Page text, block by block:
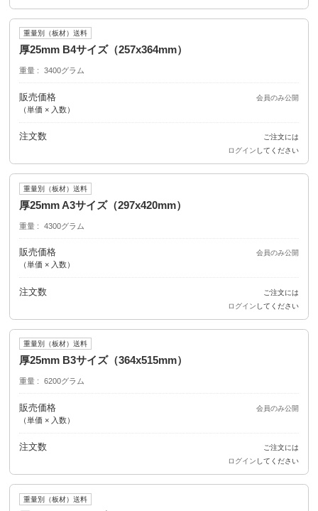
重量別（板材）送料
厚25mm B4サイズ（257x364mm）
重量 3400グラム
販売価格
（単価 × 入数）
会員のみ公開
注文数
ご注文には
ログイン してください
重量別（板材）送料
厚25mm A3サイズ（297x420mm）
重量 4300グラム
販売価格
（単価 × 入数）
会員のみ公開
注文数
ご注文には
ログイン してください
重量別（板材）送料
厚25mm B3サイズ（364x515mm）
重量 6200グラム
販売価格
（単価 × 入数）
会員のみ公開
注文数
ご注文には
ログイン してください
重量別（板材）送料